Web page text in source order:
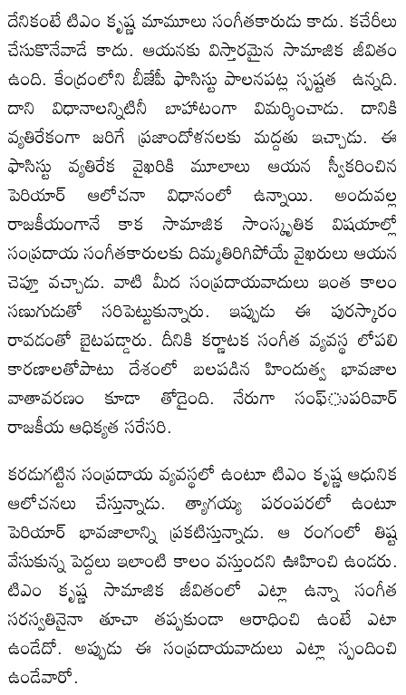
దేనికంటే టిఎం కృష్ణ మామూలు సంగీతకారుడు కాదు. కచేరీలు
చేసుకొనేవాడే కాదు. ఆయనకు విస్తారమైన సామాజిక జీవితం
ఉంది. కేంద్రంలోని బీజేపీ ఫాసిస్టు పాలనపట్ల స్పష్టత ఉన్నది.
దాని విధానాలన్నిటినీ బాహాటంగా విమర్శించాడు. దానికి
వ్యతిరేకంగా జరిగే ప్రజాందోళనలకు మద్దతు ఇచ్చాడు. ఈ
ఫాసిస్టు వ్యతిరేక వైఖరికి మూలాలు ఆయన స్వీకరించిన
పెరియార్‌ ఆలోచనా విధానంలో ఉన్నాయి. అందువల్ల
రాజకీయంగానే కాక సామాజిక సాంస్కృతిక విషయాల్లో
సంప్రదాయ సంగీతకారులకు దిమ్మతిరిగిపోయే వైఖరులు ఆయన
చెప్తూ వచ్చాడు. వాటి మీద సంప్రదాయవాదులు ఇంత కాలం
సణుగుడుతో సరిపెట్టుకున్నారు. ఇప్పుడు ఈ పురస్కారం
రావడంతో బైటపడ్డారు. దీనికి కర్ణాటక సంగీత వ్యవస్థ లోపలి
కారణాలతోపాటు దేశంలో బలపడిన హిందుత్వ భావజాల
వాతావరణం కూడా తోడైంది. నేరుగా సంఫ్‌ుపరివార్‌
రాజకీయ ఆధిక్యత సరేసరి.
కరడుగట్టిన సంప్రదాయ వ్యవస్థలో ఉంటూ టిఎం కృష్ణ ఆధునిక
ఆలోచనలు చేస్తున్నాడు. త్యాగయ్య పరంపరలో ఉంటూ
పెరియార్‌ భావజాలాన్ని ప్రకటిస్తున్నాడు. ఆ రంగంలో తిష్ట
వేసుకున్న పెద్దలు ఇలాంటి కాలం వస్తుందని ఊహించి ఉండరు.
టిఎం కృష్ణ సామాజిక జీవితంలో ఎట్లా ఉన్నా సంగీత
సరస్వతినైనా తూచా తప్పకుండా ఆరాధించి ఉంటే ఎటా
ఉండేదో. అప్పుడు ఈ సంప్రదాయవాదులు ఎట్లా స్పందించి
ఉండేవారో.